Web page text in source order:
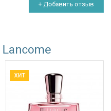
+ Добавить отзыв
Lancome
ХИТ